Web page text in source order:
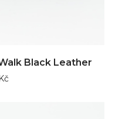
Black Leather